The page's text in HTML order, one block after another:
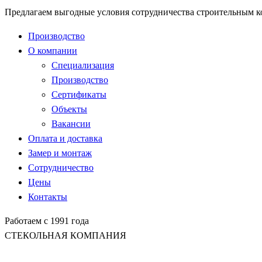
Предлагаем выгодные условия сотрудничества строительным
Производство
О компании
Специализация
Производство
Сертификаты
Объекты
Вакансии
Оплата и доставка
Замер и монтаж
Сотрудничество
Цены
Контакты
Работаем с 1991 года
СТЕКОЛЬНАЯ КОМПАНИЯ